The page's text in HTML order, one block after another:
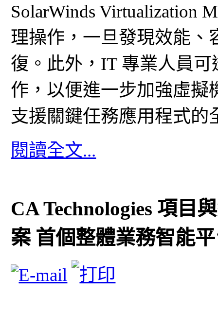
SolarWinds Virtualization
理操作，一旦發現效能、
復。此外，IT 專業人員
作，以便進一步加強虛擬
支援關鍵任務應用程式的
閱讀全文...
CA Technologies 項目
案 首個整體業務智能